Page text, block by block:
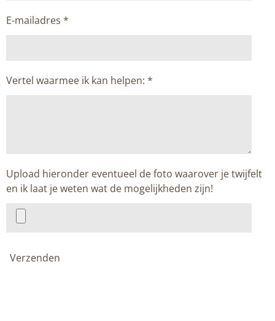
E-mailadres *
Vertel waarmee ik kan helpen: *
Upload hieronder eventueel de foto waarover je twijfelt
en ik laat je weten wat de mogelijkheden zijn!
Verzenden